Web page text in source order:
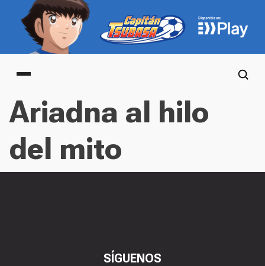
Main menu
Ariadna al hilo
del mito
SÍGUENOS